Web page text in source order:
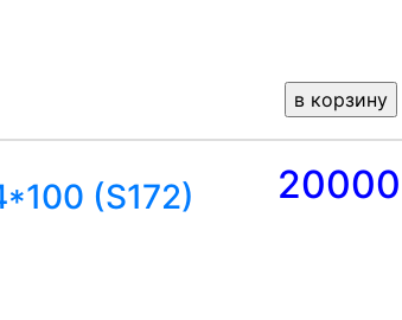
(S172)
20000